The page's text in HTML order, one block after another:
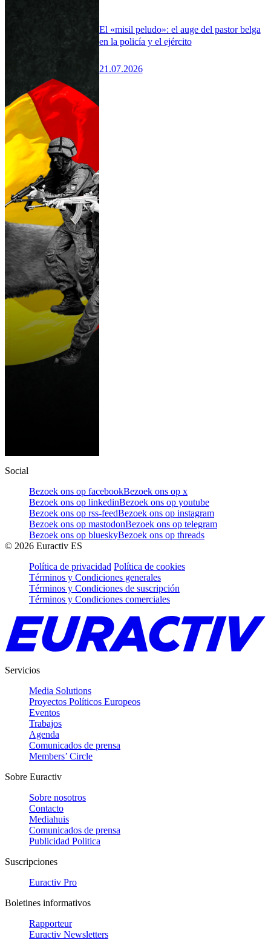
El «misil peludo»: el auge del pastor belga
en la policía y el ejército
21.07.2026
Social
Bezoek ons op facebookBezoek ons op x
Bezoek ons op linkedinBezoek ons op youtube
Bezoek ons op rss-feedBezoek ons op instagram
Bezoek ons op mastodonBezoek ons op telegram
Bezoek ons op blueskyBezoek ons op threads
© 2026 Euractiv ES
Política de privacidad Política de cookies
Términos y Condiciones generales
Términos y Condiciones de suscripción
Términos y Condiciones comerciales
Servicios
Media Solutions
Proyectos Políticos Europeos
Eventos
Trabajos
Agenda
Comunicados de prensa
Members’ Circle
Sobre Euractiv
Sobre nosotros
Contacto
Mediahuis
Comunicados de prensa
Publicidad Politica
Suscripciones
Euractiv Pro
Boletines informativos
Rapporteur
Euractiv Newsletters